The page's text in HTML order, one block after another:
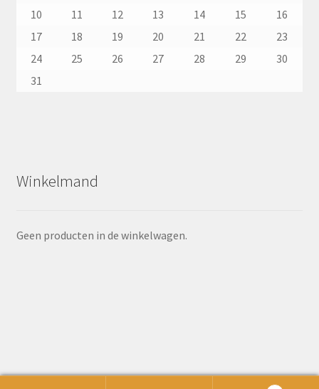
10
11 12 13 14 15
16
17
18 19 20 21 22
23
24
25 26 27 28 29
30
31
Winkelmand
Geen producten in de winkelwagen.